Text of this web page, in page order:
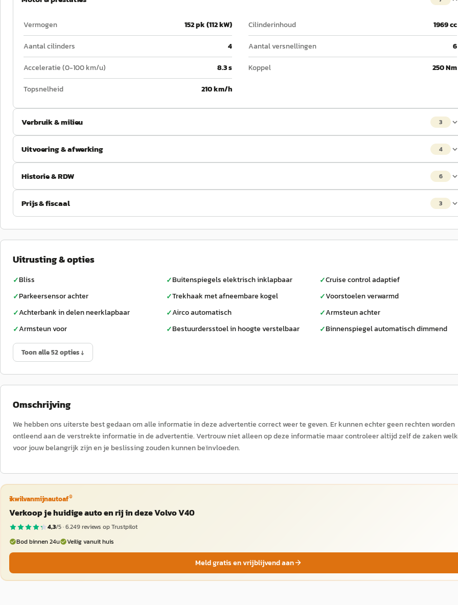
Vermogen 152 pk (112 kW) Cilinderinhoud
1969 cc
Aantal cilinders
4 Aantal versnellingen
6
Acceleratie (0-100 km/u)
8.3 s Koppel
250 Nm
Topsnelheid
210 km/h
Verbruik & milieu 3
Uitvoering & afwerking 4
Historie & RDW 6
Prijs & fiscaal 3
Uitrusting & opties
✓Bliss ✓Buitenspiegels elektrisch inklapbaar ✓Cruise control adaptief
✓Parkeersensor achter ✓Trekhaak met afneembare kogel ✓Voorstoelen verwarmd
✓Achterbank in delen neerklapbaar ✓Airco automatisch ✓Armsteun achter
✓Armsteun voor ✓Bestuurdersstoel in hoogte verstelbaar ✓Binnenspiegel automatisch dimmend
Toon alle 52 opties ↓
Omschrijving
We hebben ons uiterste best gedaan om alle informatie in deze advertentie correct weer te geven. Er kunnen echter geen rechten worden
ontleend aan de verstrekte informatie in de advertentie. Vertrouw niet alleen op deze informatie maar controleer altijd zelf de zaken
voor jouw belangrijk zijn en je beslissing zouden kunnen beïnvloeden.
ikwilvanmijnautoaf®
Verkoop je huidige auto en rij in deze Volvo V40
4,3/5 ·6.249reviews op Trustpilot
Bod binnen 24u
Veilig vanuit huis
Meld gratis en vrijblijvend aan